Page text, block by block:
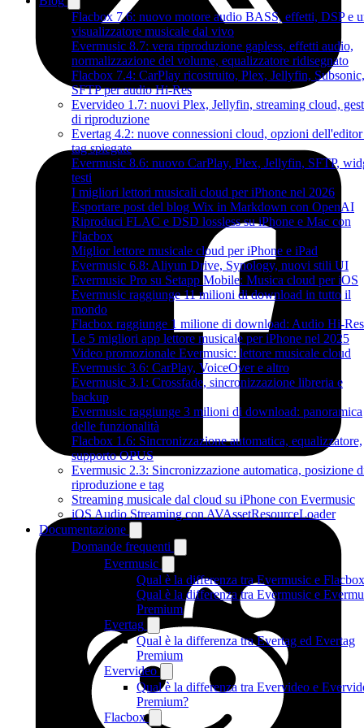
Flacbox 7.6: nuovo motore audio BASS, effetti, DSP e
visualizzatore musicale dal vivo
Evermusic 8.7: vera riproduzione gapless, effetti audio,
normalizzazione del volume, equalizzatore ridisegnato
Flacbox 7.4: CarPlay ricostruito, Plex, Jellyfin, Subsonic,
SFTP per audio Hi-Res
Evervideo 1.7: nuovi Plex, Jellyfin, streaming cloud,
di riproduzione
Evertag 4.2: nuove connessioni cloud, opzioni
tag spiegate
Evermusic 8.6: nuovo CarPlay, Plex, Jellyfin, SFTP,
testi
I migliori lettori musicali cloud per iPhone nel 2026
Esportare post del blog Wix in Markdown con OpenAI
Riproduci FLAC e DSD lossless su iPhone e Mac con
Flacbox
Miglior lettore musicale cloud per iPhone e iPad
Evermusic 6.8: Aliyun Drive, Synology, nuovi stili UI
Evermusic Pro su Setapp Mobile: Musica cloud per iOS
Evermusic raggiunge 11 milioni di download in tutto il
mondo
Flacbox raggiunge 1 milione di download: Audio Hi-Res
Le 5 migliori app lettore musicale per iPhone nel 2025
Video promozionale Evermusic: lettore musicale cloud
Evermusic 3.6: CarPlay, VoiceOver e altro
Evermusic 3.1: Crossfade, sincronizzazione libreria e
backup
Evermusic raggiunge 3 milioni di download: panoramica
delle funzionalità
Flacbox 1.6: Sincronizzazione automatica, equalizzatore,
supporto OPUS
Evermusic 2.3: Sincronizzazione automatica, posizione
riproduzione e tag
Streaming musicale dal cloud su iPhone con Evermusic
iOS Audio Streaming con AVAssetResourceLoader
Documentazione
Domande frequenti
Evermusic
Qual è la differenza tra Evermusic e Flacbox
Qual è la differenza tra Evermusic e
Premium
Evertag
Qual è la differenza tra Evertag ed Evertag
Premium
Evervideo
Qual è la differenza tra Evervideo e
Premium?
Flacbox